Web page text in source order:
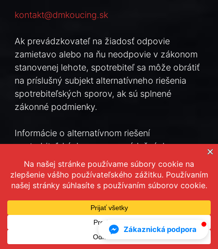
kontakt@dmkoucing.sk
Ak prevádzkovateľ na žiadosť odpovie
zamietavo alebo na ňu neodpovie v zákonom
stanovenej lehote, spotrebiteľ sa môže obrátiť
na príslušný subjekt alternatívneho riešenia
spotrebiteľských sporov, ak sú splnené
zákonné podmienky.
Informácie o alternatívnom riešení
spotrebiteľských sporov a príslušných
subjektoch sú dostupné na webovej stránke
Ministerstva hospodárstva Slovenskej
republiky a Slovenskej obchodnej inšpekcie:
Slovenská obchodná inšpekcia – alternatívne
Zákaznická podpora